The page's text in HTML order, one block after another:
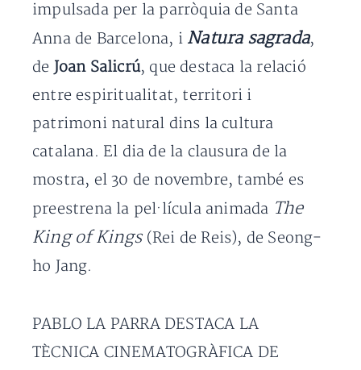
impulsada per la parròquia de Santa
Anna de Barcelona, i Natura sagrada,
de Joan Salicrú, que destaca la relació
entre espiritualitat, territori i
patrimoni natural dins la cultura
catalana. El dia de la clausura de la
mostra, el 30 de novembre, també es
preestrena la pel·lícula animada The
King of Kings(Rei de Reis), de Seong-
ho Jang.
PABLO LA PARRA DESTACA LA
TÈCNICA CINEMATOGRÀFICA DE